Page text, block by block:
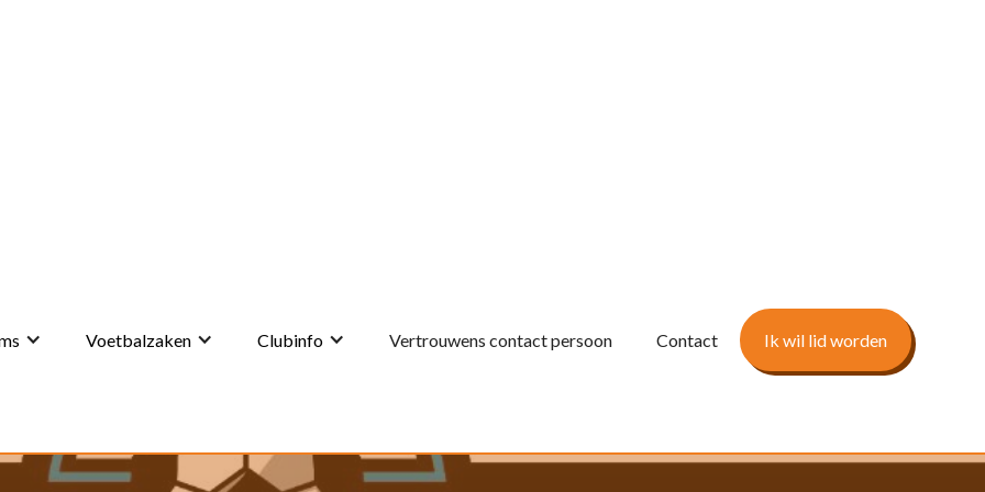
Voetbalzaken Clubinfo Vertrouwens contact persoon Contact Ik wil lid worden